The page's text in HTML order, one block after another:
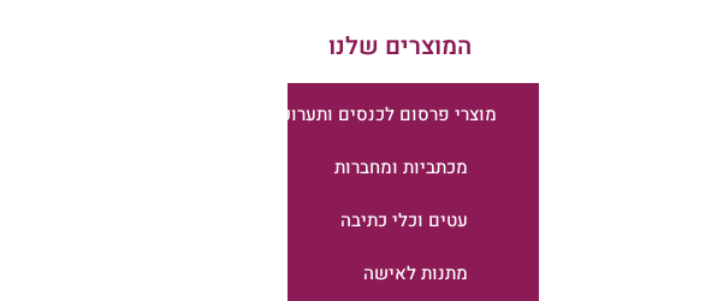
המוצרים שלנו
מוצרי פרסום לכנסים ותערוכות
מכתביות ומחברות
עטים וכלי כתיבה
מתנות לאישה